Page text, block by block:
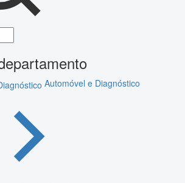
Automóvel e Diagnóstico